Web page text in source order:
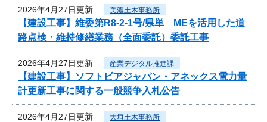
2026年4月27日更新 美濃土木事務所
【建設工事】維委第R8-2-1号/県単 MEを活用した道
路点検・維持修繕業務（全面委託）委託工事
2026年4月27日更新 産業デジタル推進課
【建設工事】ソフトピアジャパン・アネックス電力量
計更新工事に関する一般競争入札公告
2026年4月27日更新 大垣土木事務所